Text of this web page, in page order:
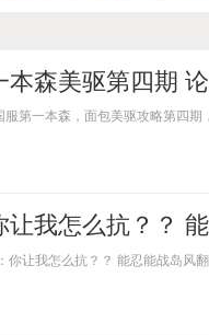
服第一本森，面包美驱攻略第四
你让我怎么抗？？ 能忍能战岛风